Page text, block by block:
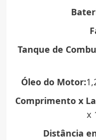
Tanque de
Óleo do Motor:
Comprimento x
x
Distância